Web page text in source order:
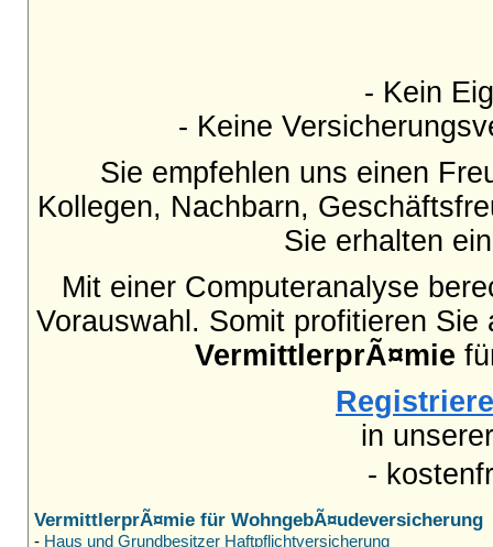
- Kein
- Keine
Sie empfehlen uns einen
Kollegen, Nachbarn,
Sie erhalten
Mit einer Computeranalyse
Vorauswahl. Somit profitieren
VermittlerprÃ¤mie
in
-
VermittlerprÃ¤mie für WohngebÃ¤udeversicherung
- Haus und Grundbesitzer Haftpflichtversicherung